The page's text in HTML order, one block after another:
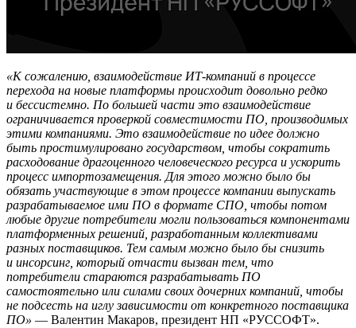
«К сожалению, взаимодействие ИТ-компаний в процессе
перехода на новые платформы происходит довольно редко
и бессистемно. По большей части это взаимодействие
ограничивается проверкой совместимости ПО, производимых
этими компаниями. Это взаимодействие по идее должно
быть простимулировано государством, чтобы сократить
расходование драгоценного человеческого ресурса и ускорить
процесс импортозамещения. Для этого можно было бы
обязать участвующие в этом процессе компании выпускать
разрабатываемое ими ПО в формате СПО, чтобы потом
любые другие потребители могли пользоваться компонентами
платформенных решений, разработанным коллективами
разных поставщиков. Тем самым можно было бы снизить
и инсорсинг, который отчасти вызван тем, что
потребители стараются разрабатывать ПО
самостоятельно или силами своих дочерних компаний, чтобы
не подсесть на иглу зависимости от конкретного поставщика
ПО» — Валентин Макаров, президент НП «РУССОФТ».